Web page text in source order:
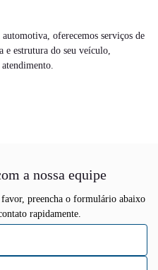
oferecemos serviços de
e estrutura do seu veículo,
a nossa equipe
preencha o formulário abaixo
rapidamente.